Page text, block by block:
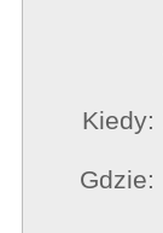
Kiedy:
Gdzie: